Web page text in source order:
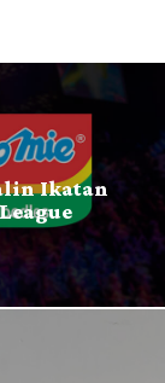
Ikatan